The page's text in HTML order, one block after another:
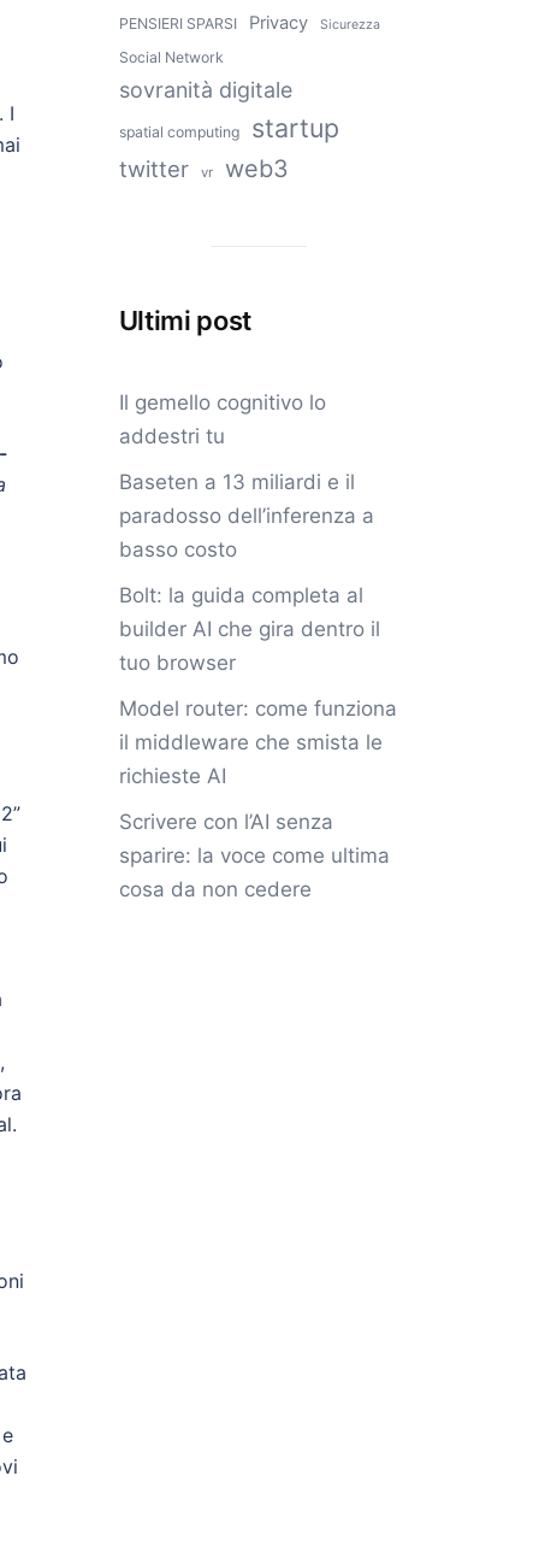
I
PENSIERI SPARSI Privacy Sicurezza
Social Network
sovranità digitale
spatial computing startup
twitter vr web3
Ultimi post
Il gemello cognitivo lo
addestri tu
Baseten a 13 miliardi e il
paradosso dell’inferenza a
basso costo
Bolt: la guida completa al
builder AI che gira dentro il
tuo browser
Model router: come funziona
il middleware che smista le
richieste AI
Scrivere con l’AI senza
sparire: la voce come ultima
cosa da non cedere